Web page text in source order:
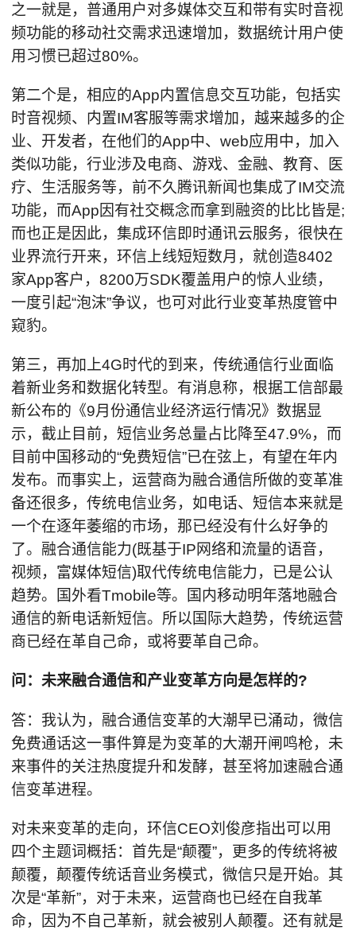
之一就是，普通用户对多媒体交互和带有实时音视
频功能的移动社交需求迅速增加，数据统计用户使
用习惯已超过80%。
第二个是，相应的App内置信息交互功能，包括实
时音视频、内置IM客服等需求增加，越来越多的企
业、开发者，在他们的App中、web应用中，加入
类似功能，行业涉及电商、游戏、金融、教育、医
疗、生活服务等，前不久腾讯新闻也集成了IM交流
功能，而App因有社交概念而拿到融资的比比皆是;
而也正是因此，集成环信即时通讯云服务，很快在
业界流行开来，环信上线短短数月，就创造8402
家App客户，8200万SDK覆盖用户的惊人业绩，
一度引起“泡沫”争议，也可对此行业变革热度管中
窥豹。
第三，再加上4G时代的到来，传统通信行业面临
着新业务和数据化转型。有消息称，根据工信部最
新公布的《9月份通信业经济运行情况》数据显
示，截止目前，短信业务总量占比降至47.9%，而
目前中国移动的“免费短信”已在弦上，有望在年内
发布。而事实上，运营商为融合通信所做的变革准
备还很多，传统电信业务，如电话、短信本来就是
一个在逐年萎缩的市场，那已经没有什么好争的
了。融合通信能力(既基于IP网络和流量的语音，
视频，富媒体短信)取代传统电信能力，已是公认
趋势。国外看Tmobile等。国内移动明年落地融合
通信的新电话新短信。所以国际大趋势，传统运营
商已经在革自己命，或将要革自己命。
问：未来融合通信和产业变革方向是怎样的?
答：我认为，融合通信变革的大潮早已涌动，微信
免费通话这一事件算是为变革的大潮开闸鸣枪，未
来事件的关注热度提升和发酵，甚至将加速融合通
信变革进程。
对未来变革的走向，环信CEO刘俊彦指出可以用
四个主题词概括：首先是“颠覆”，更多的传统将被
颠覆，颠覆传统话音业务模式，微信只是开始。其
次是“革新”，对于未来，运营商也已经在自我革
命，因为不自己革新，就会被别人颠覆。还有就是